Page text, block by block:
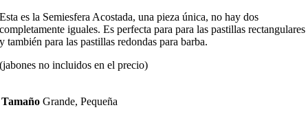
Esta es la Semiesfera Acostada, una pieza única, no hay dos
completamente iguales. Es perfecta para para las pastillas rectangulares
y también para las pastillas redondas para barba.
(jabones no incluidos en el precio)
Tamaño Grande, Pequeña